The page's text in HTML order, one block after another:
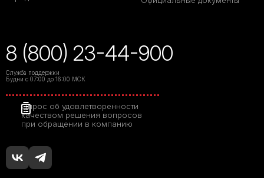
8 (800) 23-44-900
Служба поддержки
Будни с 07:00 до 16:00 МСК
Опрос об удовлетворенности
качеством решения вопросов
при обращении в компанию